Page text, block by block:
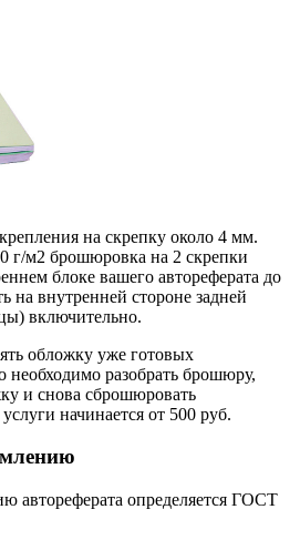
на скрепку около 4 мм.
г/м2 брошюровка на 2 скрепки
блоке вашего автореферата до
на внутренней стороне задней
включительно.
обложку уже готовых
необходимо разобрать брошюру,
и снова сброшюровать
начинается от 500 руб.
автореферата определяется ГОСТ